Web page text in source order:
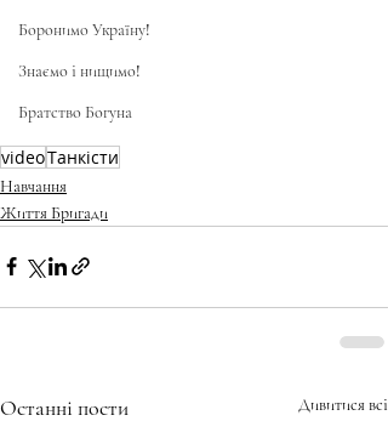
Боронимо Україну!
Знаємо і нищимо!
Братство Богуна
videoТанкісти
Навчання
Життя Бригади
Останні пости Дивитися всі